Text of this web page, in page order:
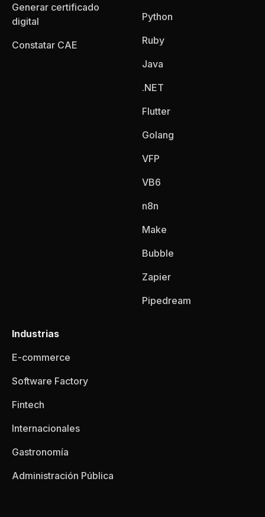
Generar certificado
digital
Constatar CAE
Python
Ruby
Java
.NET
Flutter
Golang
VFP
VB6
n8n
Make
Bubble
Zapier
Pipedream
Industrias
E-commerce
Software Factory
Fintech
Internacionales
Gastronomía
Administración Pública